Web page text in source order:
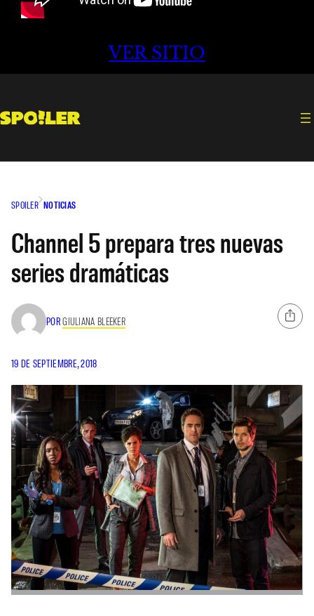
VER SITIO
SPOILER NOTICIAS
Channel 5 prepara tres nuevas
series dramáticas
PORGIULIANA BLEEKER
19 DE SEPTIEMBRE, 2018